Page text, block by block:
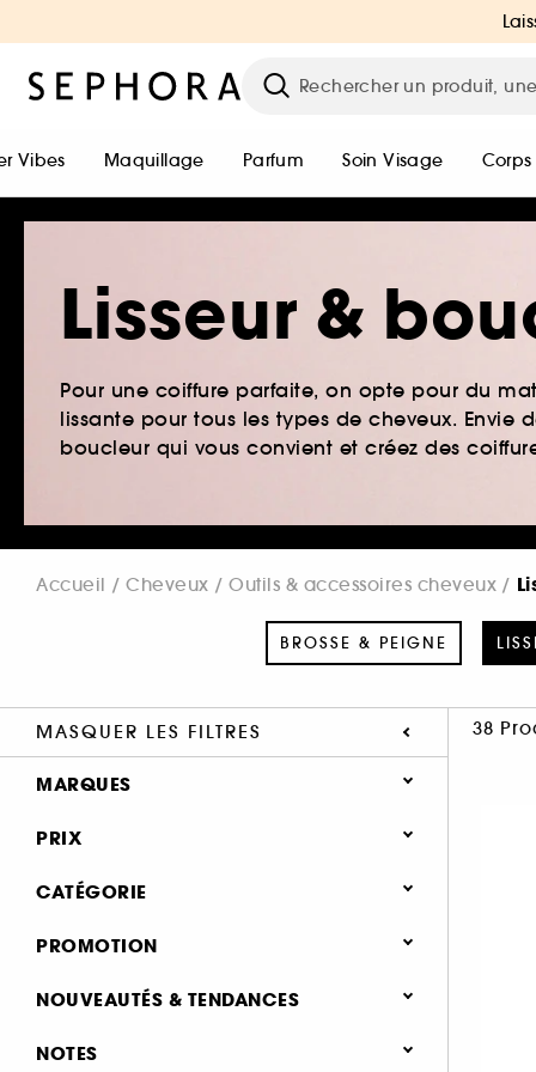
Vibes Maquillage Parfum Soin Visage Corps
Lisseur &
Pour une coiffure parfaite, on opte pour du
lissante pour tous les types de cheveux. Envie
boucleur qui vous convient et créez des
Accueil Cheveux Outils & accessoires cheveux
BROSSE & PEIGNE
MASQUER LES FILTRES 38
MARQUES
DYSON (9)
GHD (25)
STEAMPOD (2)
PRIX
CATÉGORIE
Cheveux
Lisseur & boucleur (38)
PROMOTION
0 (2)
NOUVEAUTÉS & TENDANCES
Best seller (6)
NOTES